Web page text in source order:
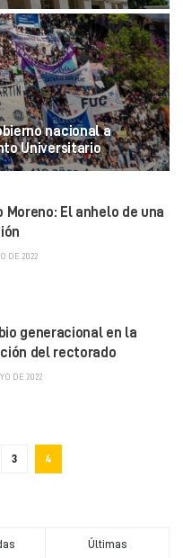
nacional a
Universitario
Moreno: El anhelo de una
DE 2022
generacional en la
del rectorado
DE 2022
3 4
Últimas